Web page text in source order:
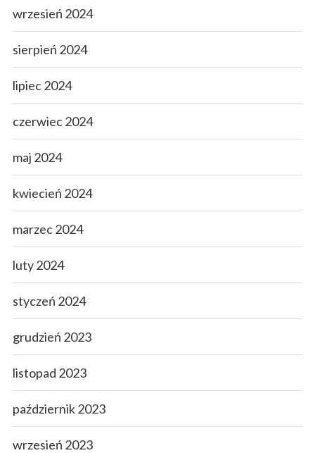
wrzesień 2024
sierpień 2024
lipiec 2024
czerwiec 2024
maj 2024
kwiecień 2024
marzec 2024
luty 2024
styczeń 2024
grudzień 2023
listopad 2023
październik 2023
wrzesień 2023